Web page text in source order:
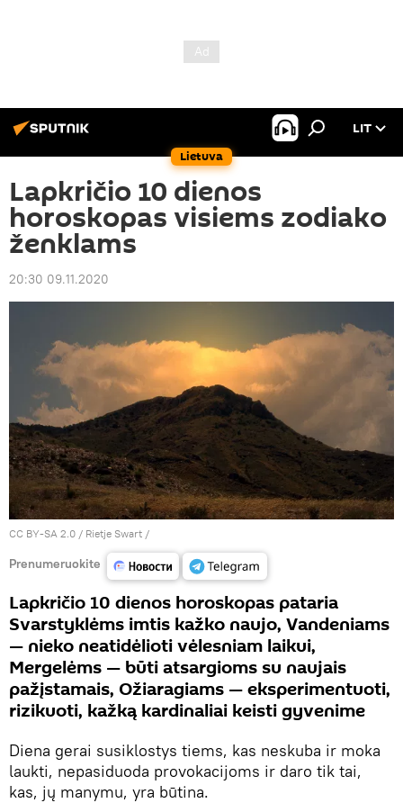
Lietuva
LIT
Lapkričio 10 dienos
horoskopas visiems zodiako
ženklams
20:30 09.11.2020
CC BY-SA 2.0 / Rietje Swart /
Prenumeruokite
Lapkričio 10 dienos horoskopas pataria
Svarstyklėms imtis kažko naujo, Vandeniams
— nieko neatidėlioti vėlesniam laikui,
Mergelėms — būti atsargioms su naujais
pažįstamais, Ožiaragiams — eksperimentuoti,
rizikuoti, kažką kardinaliai keisti gyvenime
Diena gerai susiklostys tiems, kas neskuba ir moka
laukti, nepasiduoda provokacijoms ir daro tik tai,
kas, jų manymu, yra būtina.